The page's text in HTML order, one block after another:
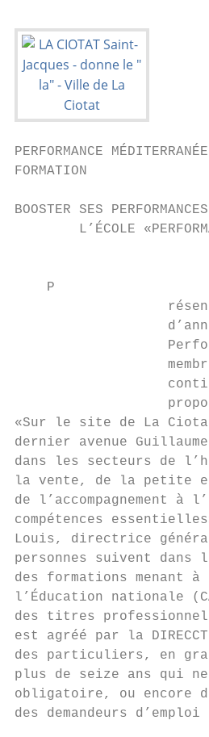
PERFORMANCE
FORMATION
BOOSTER SES PERFORMANCES
L’ÉCOLE
    P
«Sur le site de La
dernier avenue
dans les secteurs de
la vente, de la petite
de l’accompagnement à
compétences
Louis, directrice
personnes suivent dans
des formations menant à
l’Éducation nationale
des titres
est agréé par la
des particuliers, en
plus de seize ans qui
obligatoire, ou encore
des demandeurs